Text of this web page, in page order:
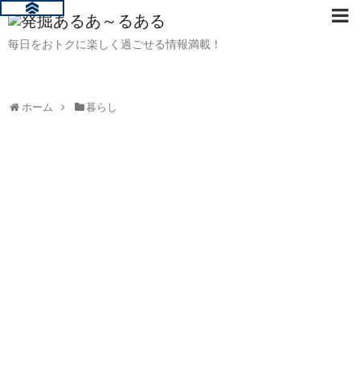
毎日をおトクに楽しく過ごせる情報満載！
ホーム 暮らし